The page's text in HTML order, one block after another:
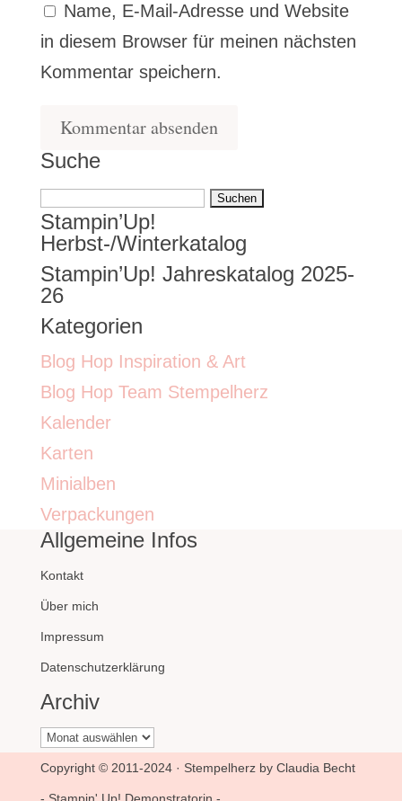
Name, E-Mail-Adresse und Website
in diesem Browser für meinen nächsten
Kommentar speichern.
Suche
Suchen
nach:
Stampin’Up!
Herbst-/Winterkatalog
Stampin’Up! Jahreskatalog 2025-
26
Kategorien
Blog Hop Inspiration & Art
Blog Hop Team Stempelherz
Kalender
Karten
Minialben
Verpackungen
Allgemeine Infos
Kontakt
Über mich
Impressum
Datenschutzerklärung
Archiv
Archiv
Copyright © 2011-2024 · Stempelherz by Claudia Becht